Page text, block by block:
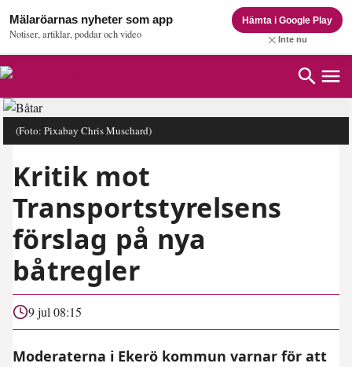
Mälaröarnas nyheter som app
Notiser, artiklar, poddar och video
Hämta i Google Play
Inte nu
(Foto: Pixabay Chris Muschard)
Kritik mot
Transportstyrelsens
förslag på nya
båtregler
9 jul 08:15
Moderaterna i Ekerö kommun varnar för att